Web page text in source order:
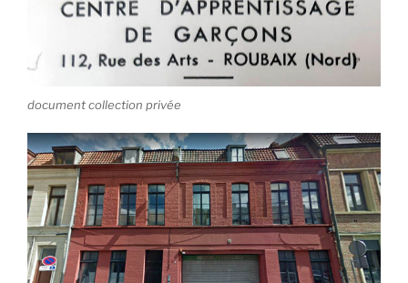
document collection privée